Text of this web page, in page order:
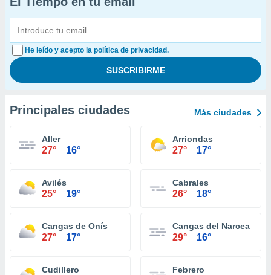
He leído y acepto la política de privacidad.
Principales ciudades Más ciudades
Aller
27° 16°
Arriondas
27° 17°
Avilés
25° 19°
Cabrales
26° 18°
Cangas de Onís
27° 17°
Cangas del Narcea
29° 16°
Cudillero Febrero